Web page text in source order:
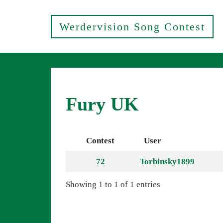
Werdervision Song Contest
Fury UK
Contest User
72 Torbinsky1899
Showing 1 to 1 of 1 entries